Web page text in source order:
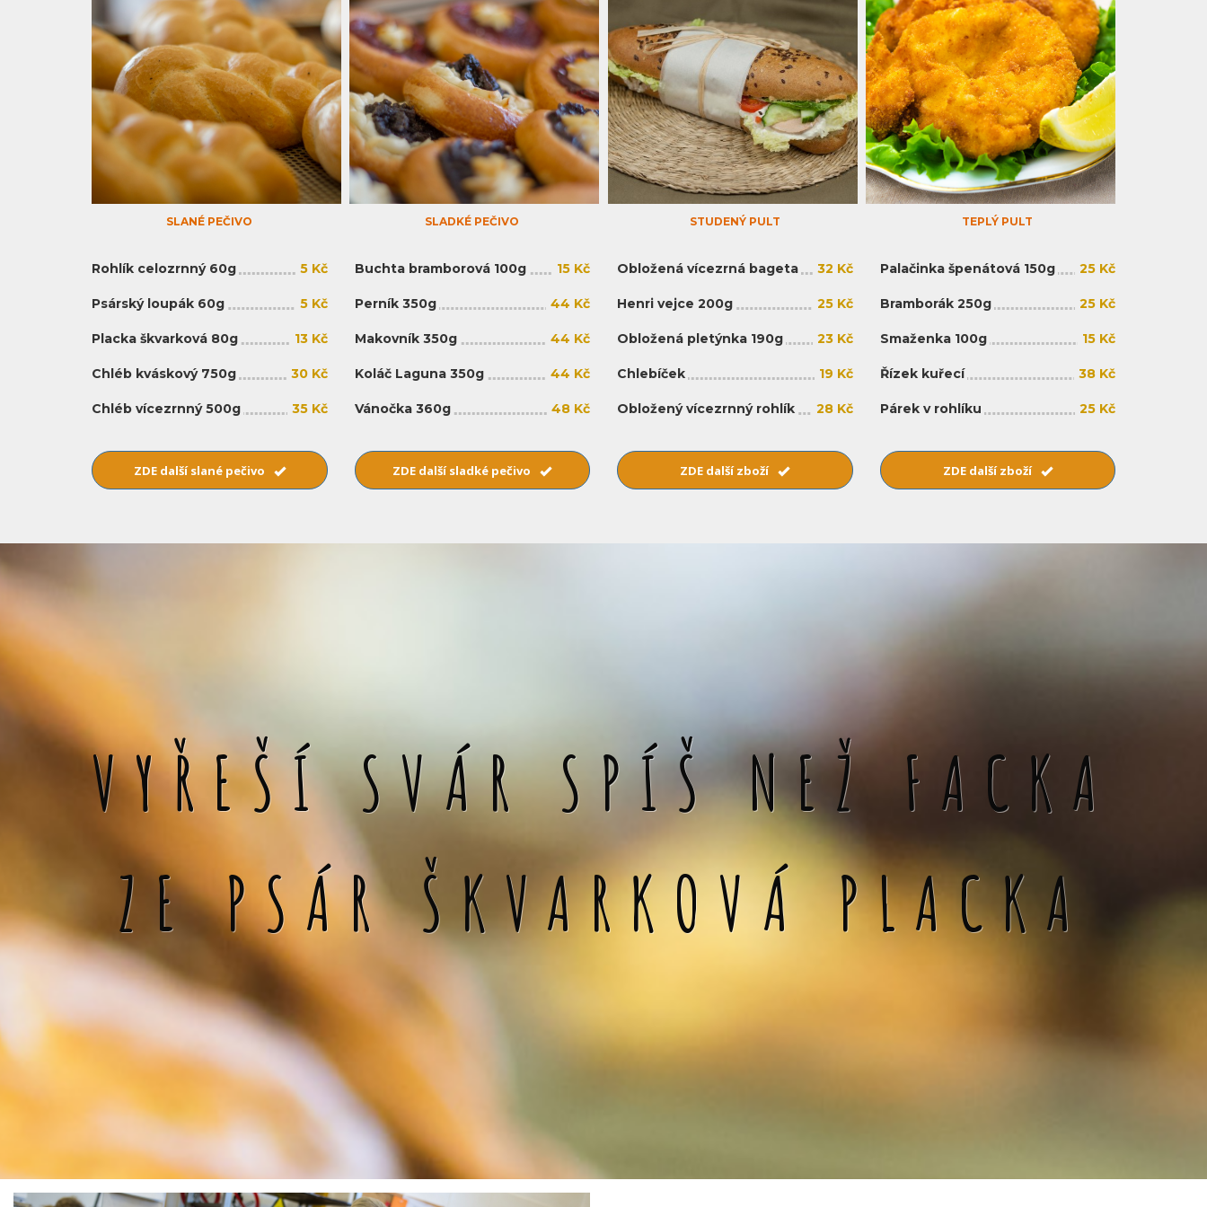
SLANÉ PEČIVO
Rohlík celozrnný 60g 5 Kč
Psárský loupák 60g 5 Kč
Placka škvarková 80g 13 Kč
Chléb kváskový 750g 30 Kč
Chléb vícezrnný 500g 35 Kč
ZDE další slané pečivo
SLADKÉ PEČIVO
Buchta bramborová 100g 15 Kč
Perník 350g 44 Kč
Makovník 350g 44 Kč
Koláč Laguna 350g 44 Kč
Vánočka 360g 48 Kč
ZDE další sladké pečivo
STUDENÝ PULT
Obložená vícezrná bageta 32 Kč
Henri vejce 200g 25 Kč
Obložená pletýnka 190g 23 Kč
Chlebíček 19 Kč
Obložený vícezrnný rohlík 28 Kč
ZDE další zboží
TEPLÝ PULT
Palačinka špenátová 150g 25 Kč
Bramborák 250g 25 Kč
Smaženka 100g 15 Kč
Řízek kuřecí 38 Kč
Párek v rohlíku 25 Kč
ZDE další zboží
VYŘEŠÍ SVÁR SPÍŠ NEŽ FACKA
ZE PSÁR ŠKVARKOVÁ PLACKA